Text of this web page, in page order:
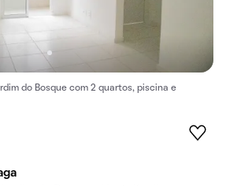
do Bosque com 2 quartos, piscina e